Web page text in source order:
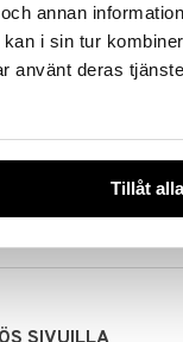
annan
i sin tur
använt deras
Tillåt
varastoomme
juuri Sinua varten!
löytöjä sivuillamme.